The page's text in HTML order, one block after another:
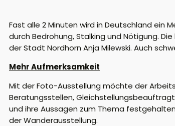
Fast alle 2 Minuten wird in Deutschland ein
durch Bedrohung, Stalking und Nötigung.
der Stadt Nordhorn Anja Milewski. Auch
Mehr Aufmerksamkeit
Mit der Foto-Ausstellung möchte der
Beratungsstellen,
und ihre Aussagen zum Thema
der Wanderausstellung.